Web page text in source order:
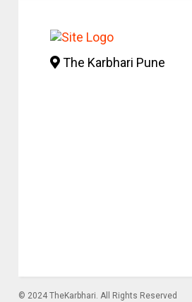
The Karbhari Pune
© 2024 TheKarbhari. All Rights Reserved